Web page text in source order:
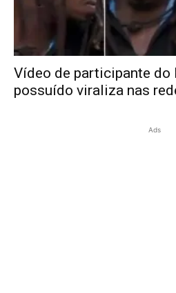
Vídeo de participante do
possuído viraliza nas
Ads